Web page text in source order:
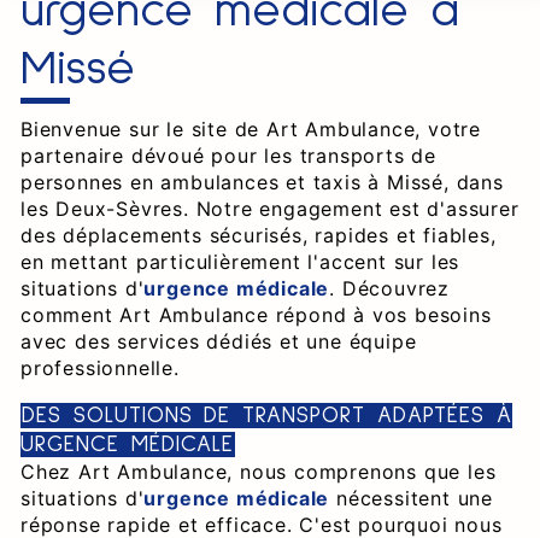
urgence médicale à
Missé
Bienvenue sur le site de Art Ambulance, votre
partenaire dévoué pour les transports de
personnes en ambulances et taxis à Missé, dans
les Deux-Sèvres. Notre engagement est d'assurer
des déplacements sécurisés, rapides et fiables,
en mettant particulièrement l'accent sur les
situations d'urgence médicale. Découvrez
comment Art Ambulance répond à vos besoins
avec des services dédiés et une équipe
professionnelle.
DES SOLUTIONS DE TRANSPORT ADAPTÉES À
URGENCE MÉDICALE
Chez Art Ambulance, nous comprenons que les
situations d'urgence médicale nécessitent une
réponse rapide et efficace. C'est pourquoi nous